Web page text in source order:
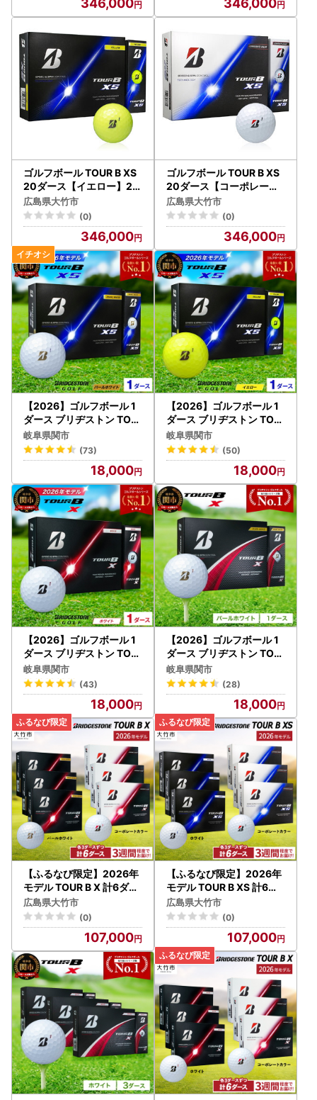
ゴルフボール TOUR B XS
20ダース【イエロー】20
26年モデル BRIDGESTON
E ブリヂストン ツアーB｜
240個入り [2365]
広島県大竹市
(0)
346,000
ゴルフボール TOUR B XS
20ダース【コーポレート
色】2026年モデル BRIDG
ESTONE ブリヂストン ツ
アーB｜240個入り [2366
広島県大竹市
(0)
346,000
【2026】ゴルフボール 1
ダース ブリヂストン TOU
R B XS パールホワイト
岐阜県関市
(73)
18,000
【2026】ゴルフボール 1
ダース ブリヂストン TOU
R B XS イエロー
岐阜県関市
(50)
18,000
【2026】ゴルフボール 1
ダース ブリヂストン TOU
R B X ホワイト
岐阜県関市
(43)
18,000
【2026】ゴルフボール 1
ダース ブリヂストン TOU
R B X パールホワイト
岐阜県関市
(28)
18,000
【ふるなび限定】2026年
モデル TOUR B X 計6ダー
ス【パールホワイト、コー
ポレートカラー 各3ダース
ずつ】ブリヂストン ゴル
フボール FN-Limited-SP
[2548]
広島県大竹市
(0)
107,000
【ふるなび限定】2026年
モデル TOUR B XS 計6ダ
ース【ホワイト、コーポレ
ートカラー 各3ダースずつ
】ブリヂストン ゴルフボ
ール FN-Limited-SP [255
2]
広島県大竹市
(0)
107,000